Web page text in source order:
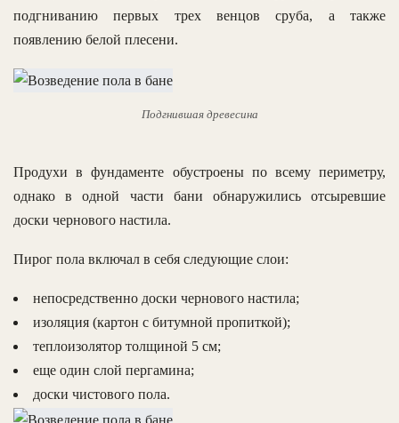
подгниванию первых трех венцов сруба, а также
появлению белой плесени.
Подгнившая древесина
Продухи в фундаменте обустроены по всему периметру,
однако в одной части бани обнаружились отсыревшие
доски чернового настила.
Пирог пола включал в себя следующие слои:
непосредственно доски чернового настила;
изоляция (картон с битумной пропиткой);
теплоизолятор толщиной 5 см;
еще один слой пергамина;
доски чистового пола.